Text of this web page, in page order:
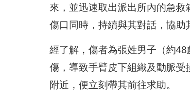
來，並迅速取出派出所內的急
傷口同時，持續與其對話，協助
經了解，傷者為張姓男子（約
傷，導致手臂皮下組織及動脈
附近，便立刻帶其前往求助。